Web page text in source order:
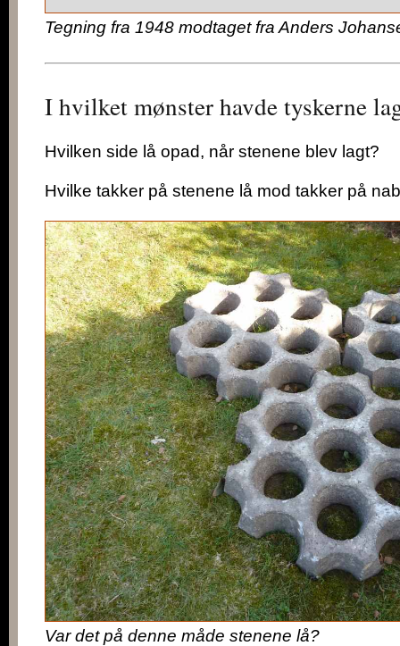
Tegning fra 1948 modtaget fra Anders
I hvilket mønster havde tyskerne
Hvilken side lå opad, når stenene blev lagt?
Hvilke takker på stenene lå mod takker på
Var det på denne måde stenene lå?